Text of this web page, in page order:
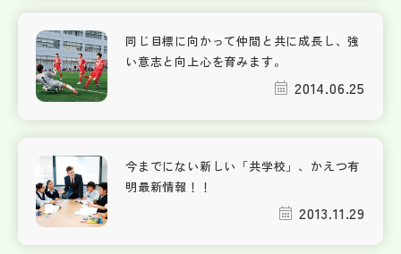
同じ目標に向かって仲間と共に成長し、強
い意志と向上心を育みます。
2014.06.25
今までにない新しい「共学校」、かえつ有
明最新情報！！
2013.11.29